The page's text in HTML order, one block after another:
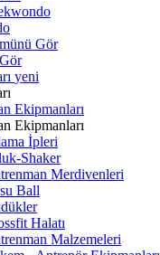
Gör
yeni
Ekipmanları
Ekipmanları
İpleri
Shaker
Merdivenleri
Ball
Halatı
Malzemeleri